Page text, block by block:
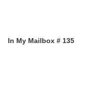
In My Mailbox # 135